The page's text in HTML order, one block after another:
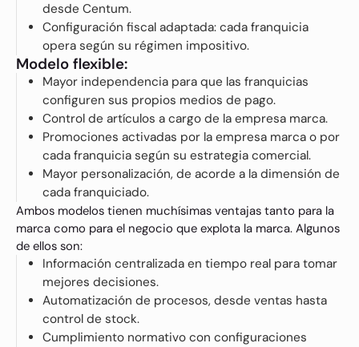
desde Centum.
Configuración fiscal adaptada: cada franquicia
opera según su régimen impositivo.
Modelo flexible:
Mayor independencia para que las franquicias
configuren sus propios medios de pago.
Control de artículos a cargo de la empresa marca.
Promociones activadas por la empresa marca o por
cada franquicia según su estrategia comercial.
Mayor personalización, de acorde a la dimensión de
cada franquiciado.
Ambos modelos tienen muchísimas ventajas tanto para la
marca como para el negocio que explota la marca. Algunos
de ellos son:
Información centralizada en tiempo real para tomar
mejores decisiones.
Automatización de procesos, desde ventas hasta
control de stock.
Cumplimiento normativo con configuraciones